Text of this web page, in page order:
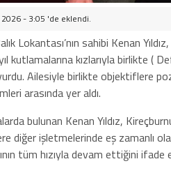
- 3:05 'de eklendi.
Lokantası’nın sahibi Kenan
kutlamalarına kızlarıyla birlikte (
Ailesiyle birlikte objektiflere
arasında yer aldı.
bulunan Kenan Yıldız,
diğer işletmelerinde eş zamanlı
tüm hızıyla devam ettiğini ifade